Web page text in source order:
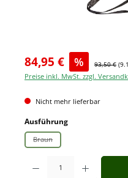
84,95 € % 93,50 €
Preise inkl. MwSt. zzgl.
Nicht mehr lieferbar
Ausführungauswählen
Braun
(Diese Option ist zurzeit nicht
Produkt Anzahl: Gib den